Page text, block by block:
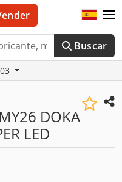
Buscar
DOKA
LED